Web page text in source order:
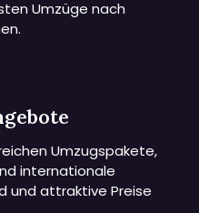
Umzüge nach
Umzugspakete,
internationale
und attraktive Preise